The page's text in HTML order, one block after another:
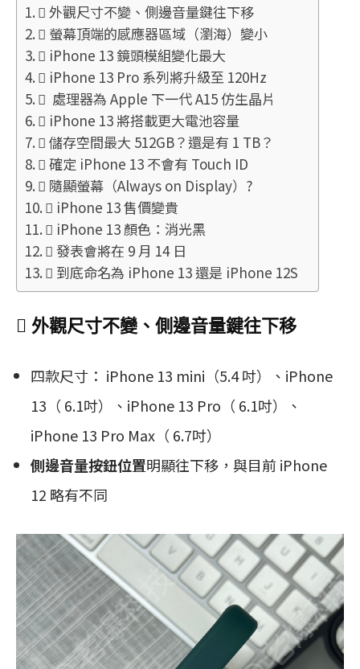
 外觀尺寸不變、側邊音量鍵往下移
 螢幕頂端的感應器區域（瀏海）變小
 iPhone 13 鏡頭模組變化最大
 iPhone 13 Pro 系列將升級至 120Hz
 處理器為 Apple 下一代 A15 仿生晶片
 iPhone 13 將搭載更大電池容量
 儲存空間最大 512GB？還是有 1 TB？
 確定 iPhone 13 不會有 Touch ID
 隨顯螢幕（Always on Display）?
 iPhone 13 售價變貴
 iPhone 13 顏色：消光黑
 發表會將在 9 月 14 日
 到底命名為 iPhone 13 還是 iPhone 12S
 外觀尺寸不變、側邊音量鍵往下移
四款尺寸： iPhone 13 mini（5.4 吋）、iPhone
13（ 6.1吋）、iPhone 13 Pro（ 6.1吋）、
iPhone 13 Pro Max（ 6.7吋）
側邊音量按鈕位置明顯往下移，與目前 iPhone
12 略有不同